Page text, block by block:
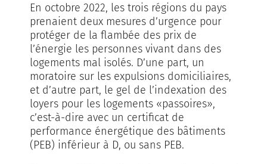
En octobre 2022, les trois régions du pays
prenaient deux mesures d’urgence pour
protéger de la flambée des prix de
l’énergie les personnes vivant dans des
logements mal isolés. D’une part, un
moratoire sur les expulsions domiciliaires,
et d’autre part, le gel de l’indexation des
loyers pour les logements «passoires»,
c’est-à-dire avec un certificat de
performance énergétique des bâtiments
(PEB) inférieur à D, ou sans PEB.